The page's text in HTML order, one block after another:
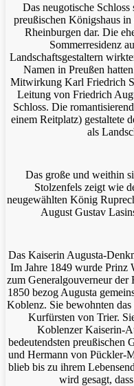
Das neugotische
preußischen Königshaus in
Rheinburgen dar. Die
Sommerresidenz
Landschaftsgestaltern
Namen in Preußen
Mitwirkung Karl Friedrich
Leitung von Friedrich
Schloss. Die
einem Reitplatz) gestaltete
als
Das große und weithin
Stolzenfels zeigt wie
neugewählten König
August Gustav
Das Kaiserin Augusta-
Im Jahre 1849 wurde Prinz
zum Generalgouverneur
1850 bezog Augusta
Koblenz. Sie bewohnten das
Kurfürsten von Trier.
Koblenzer Kaiserin-
bedeutendsten preußischen
und Hermann von Pückler-
blieb bis zu ihrem
wird gesagt,